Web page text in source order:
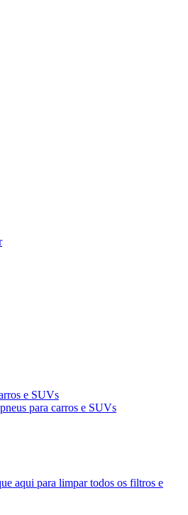
e SUVs
para carros e SUVs
aqui para limpar todos os filtros e